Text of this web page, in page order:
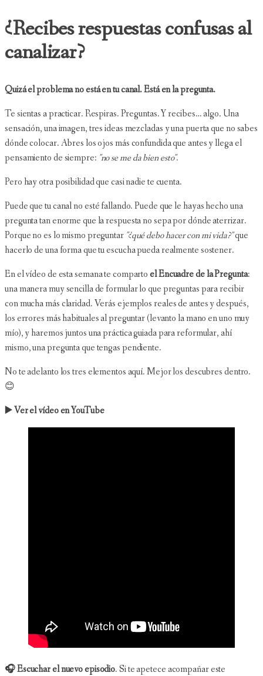
¿Recibes respuestas confusas al
canalizar?
Quizá el problema no está en tu canal. Está en la pregunta.
Te sientas a practicar. Respiras. Preguntas. Y recibes… algo. Una
sensación, una imagen, tres ideas mezcladas y una puerta que no sabes
dónde colocar. Abres los ojos más confundida que antes y llega el
pensamiento de siempre: "no se me da bien esto".
Pero hay otra posibilidad que casi nadie te cuenta.
Puede que tu canal no esté fallando. Puede que le hayas hecho una
pregunta tan enorme que la respuesta no sepa por dónde aterrizar.
Porque no es lo mismo preguntar "¿qué debo hacer con mi vida?"que
hacerlo de una forma que tu escucha pueda realmente sostener.
En el vídeo de esta semana te compartoel Encuadre de la Pregunta:
una manera muy sencilla de formular lo que preguntas para recibir
con mucha más claridad. Verás ejemplos reales de antes y después,
los errores más habituales al preguntar (levanto la mano en uno muy
mío), y haremos juntos una práctica guiada para reformular, ahí
mismo, una pregunta que tengas pendiente.
No te adelanto los tres elementos aquí. Mejor los descubres dentro.
😊
▶️ Ver el vídeo en YouTube
🎧 Escuchar el nuevo episodio. Si te apetece acompañar este